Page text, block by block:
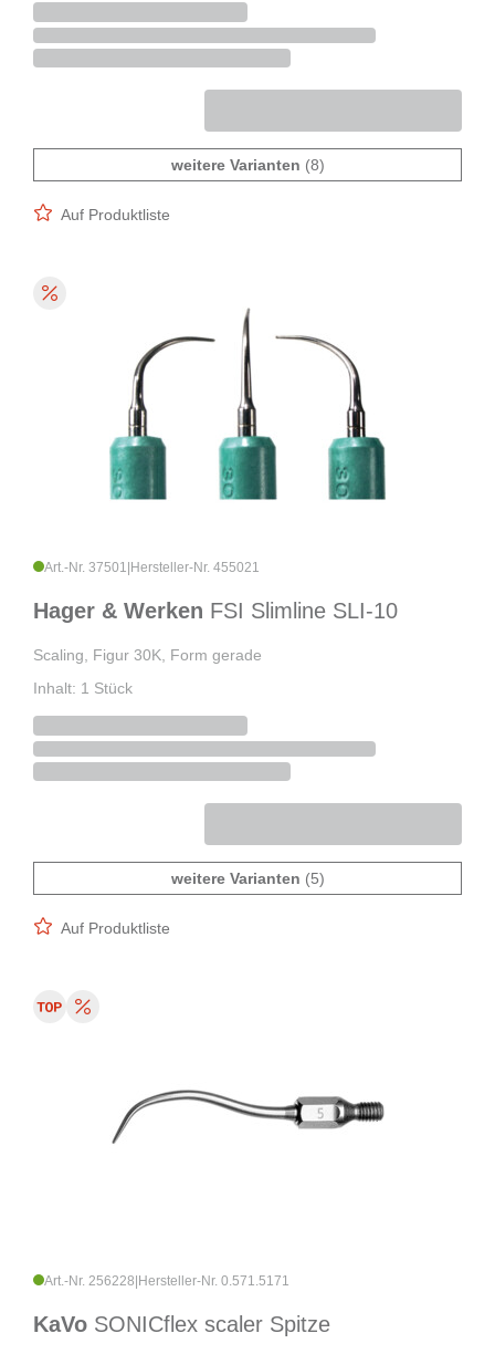
weitere Varianten (8)
Auf Produktliste
Art.-Nr. 37501 Hersteller-Nr. 455021
Hager & Werken FSI Slimline SLI-10
Scaling, Figur 30K, Form gerade
Inhalt: 1 Stück
weitere Varianten (5)
Auf Produktliste
Art.-Nr. 256228 Hersteller-Nr. 0.571.5171
KaVo SONICflex scaler Spitze